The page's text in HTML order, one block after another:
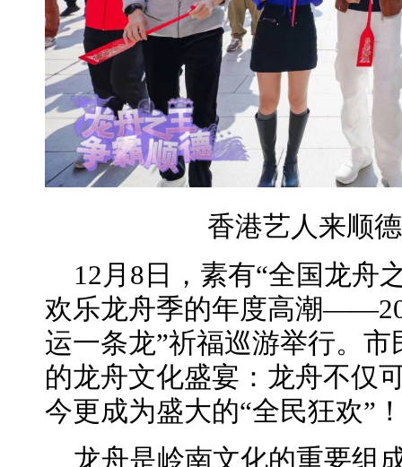
香港艺人来顺
12月8日，素有“全国龙舟
欢乐龙舟季的年度高潮
运一条龙”祈福巡游举行。
的龙舟文化盛宴：龙舟不仅
今更成为盛大的“全民狂欢”
龙舟是岭南文化的重要组